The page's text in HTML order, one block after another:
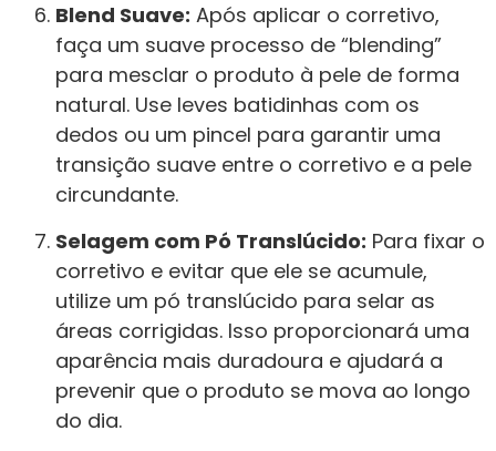
Blend Suave: Após aplicar o corretivo,
faça um suave processo de “blending”
para mesclar o produto à pele de forma
natural. Use leves batidinhas com os
dedos ou um pincel para garantir uma
transição suave entre o corretivo e a pele
circundante.
Selagem com Pó Translúcido: Para fixar o
corretivo e evitar que ele se acumule,
utilize um pó translúcido para selar as
áreas corrigidas. Isso proporcionará uma
aparência mais duradoura e ajudará a
prevenir que o produto se mova ao longo
do dia.